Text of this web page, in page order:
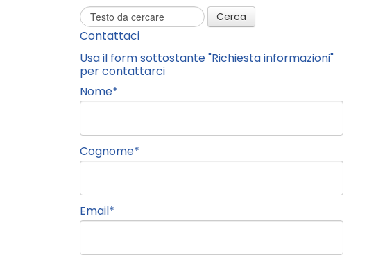
Cerca
Contattaci
Usa il form sottostante "Richiesta informazioni"
per contattarci
Nome*
Cognome*
Email*